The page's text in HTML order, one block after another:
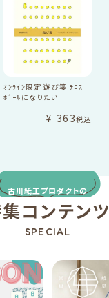
ｵﾝﾗｲﾝ限定 遊び箋 ﾃﾆｽ
ﾎﾞｰﾙになりたい
¥ 363税込
古川紙工プロダクトの
コンテンツ
SPECIAL